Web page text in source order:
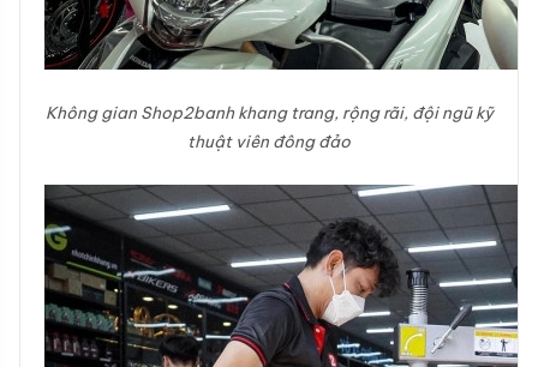
Không gian Shop2banh khang trang, rộng rãi, đội ngũ kỹ
thuật viên đông đảo